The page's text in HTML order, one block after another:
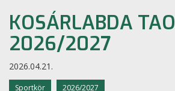
KOSÁRLABDA TAO
2026/2027
2026.04.21.
Sportkör 2026/2027